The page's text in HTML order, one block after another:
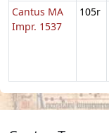
Cantus MA
Impr. 1537
105r